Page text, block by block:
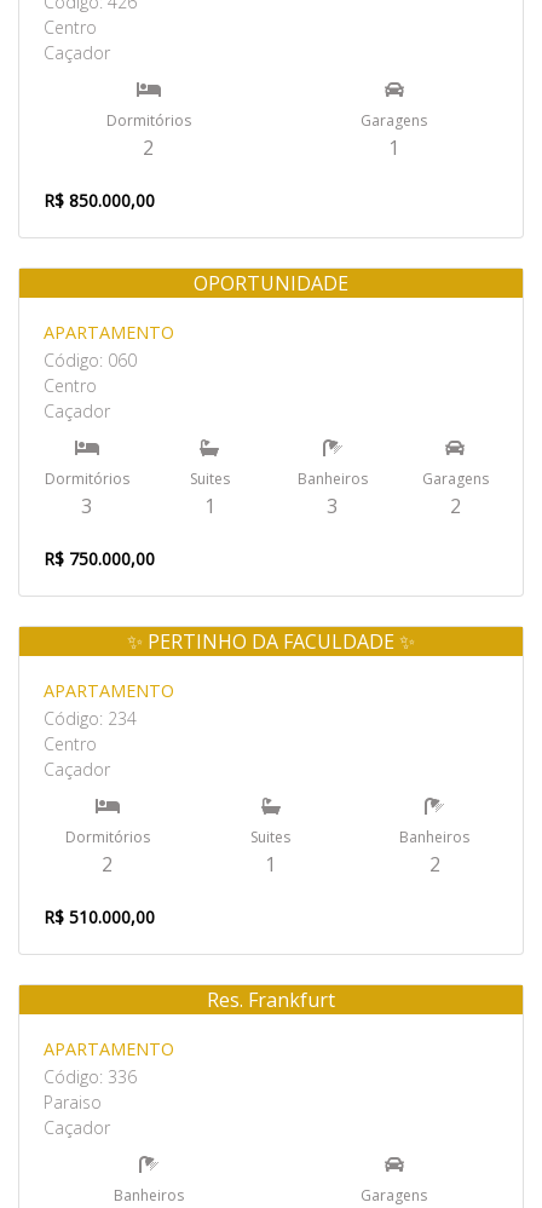
Centro
Caçador
Dormitórios
2
Garagens
1
R$ 850.000,00
Venda
OPORTUNIDADE
APARTAMENTO
Código: 060
Centro
Caçador
Dormitórios
3
Suites
1
Banheiros
3
Garagens
2
R$ 750.000,00
Venda
✨ PERTINHO DA FACULDADE ✨
APARTAMENTO
Código: 234
Centro
Caçador
Dormitórios
2
Suites
1
Banheiros
2
R$ 510.000,00
Venda
Res. Frankfurt
APARTAMENTO
Código: 336
Paraiso
Caçador
Banheiros Garagens